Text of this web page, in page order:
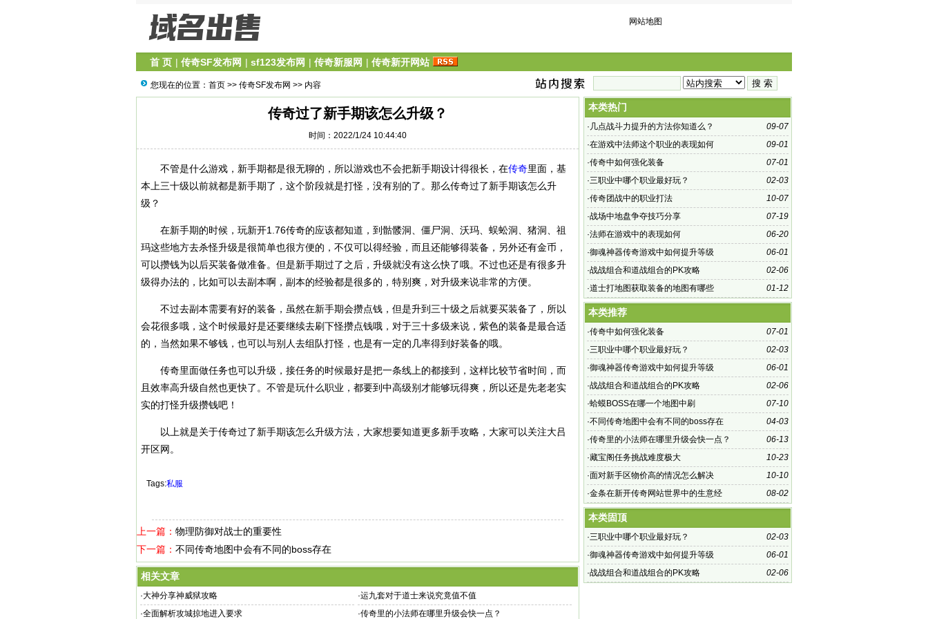
网站地图
首 页 | 传奇SF发布网 | sf123发布网 | 传奇新服网 | 传奇新开网站
您现在的位置： 首页 >> 传奇SF发布网 >> 内容
传奇过了新手期该怎么升级？
时间：2022/1/24 10:44:40
不管是什么游戏，新手期都是很无聊的，所以游戏也不会把新手期设计得很长，在传奇里面，基
本上三十级以前就都是新手期了，这个阶段就是打怪，没有别的了。那么传奇过了新手期该怎么升
级？
在新手期的时候，玩新开1.76传奇的应该都知道，到骷髅洞、僵尸洞、沃玛、蜈蚣洞、猪洞、祖
玛这些地方去杀怪升级是很简单也很方便的，不仅可以得经验，而且还能够得装备，另外还有金币，
可以攒钱为以后买装备做准备。但是新手期过了之后，升级就没有这么快了哦。不过也还是有很多升
级得办法的，比如可以去副本啊，副本的经验都是很多的，特别爽，对升级来说非常的方便。
不过去副本需要有好的装备，虽然在新手期会攒点钱，但是升到三十级之后就要买装备了，所以
会花很多哦，这个时候最好是还要继续去刷下怪攒点钱哦，对于三十多级来说，紫色的装备是最合适
的，当然如果不够钱，也可以与别人去组队打怪，也是有一定的几率得到好装备的哦。
传奇里面做任务也可以升级，接任务的时候最好是把一条线上的都接到，这样比较节省时间，而
且效率高升级自然也更快了。不管是玩什么职业，都要到中高级别才能够玩得爽，所以还是先老老实
实的打怪升级攒钱吧！
以上就是关于传奇过了新手期该怎么升级方法，大家想要知道更多新手攻略，大家可以关注大吕
开区网。
Tags:私服
上一篇： 物理防御对战士的重要性
下一篇： 不同传奇地图中会有不同的boss存在
相关文章
·大神分享神威狱攻略 ·运九套对于道士来说究竟值不值
·全面解析攻城掠地进入要求 ·传奇里的小法师在哪里升级会快一点？
本类热门
09-07
· 几点战斗力提升的方法你知道么？
09-01
·在游戏中法师这个职业的表现如何
07-01
·传奇中如何强化装备
02-03
·三职业中哪个职业最好玩？
10-07
·传奇团战中的职业打法
07-19
·战场中地盘争夺技巧分享
06-20
·法师在游戏中的表现如何
06-01
·御魂神器传奇游戏中如何提升等级
02-06
·战战组合和道战组合的PK攻略
01-12
·道士打地图获取装备的地图有哪些
本类推荐
07-01
·传奇中如何强化装备
02-03
·三职业中哪个职业最好玩？
06-01
·御魂神器传奇游戏中如何提升等级
02-06
·战战组合和道战组合的PK攻略
07-10
·蛤蟆BOSS在哪一个地图中刷
04-03
·不同传奇地图中会有不同的boss存在
06-13
·传奇里的小法师在哪里升级会快一点？
10-23
·藏宝阁任务挑战难度极大
10-10
·面对新手区物价高的情况怎么解决
08-02
·金条在新开传奇网站世界中的生意经
本类固顶
02-03
·三职业中哪个职业最好玩？
06-01
·御魂神器传奇游戏中如何提升等级
02-06
·战战组合和道战组合的PK攻略